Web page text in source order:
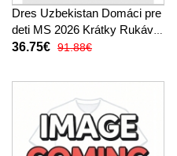
Dres Uzbekistan Domáci pre
deti MS 2026 Krátky Rukáv
(+ trenírky)
36.75€ 91.88€